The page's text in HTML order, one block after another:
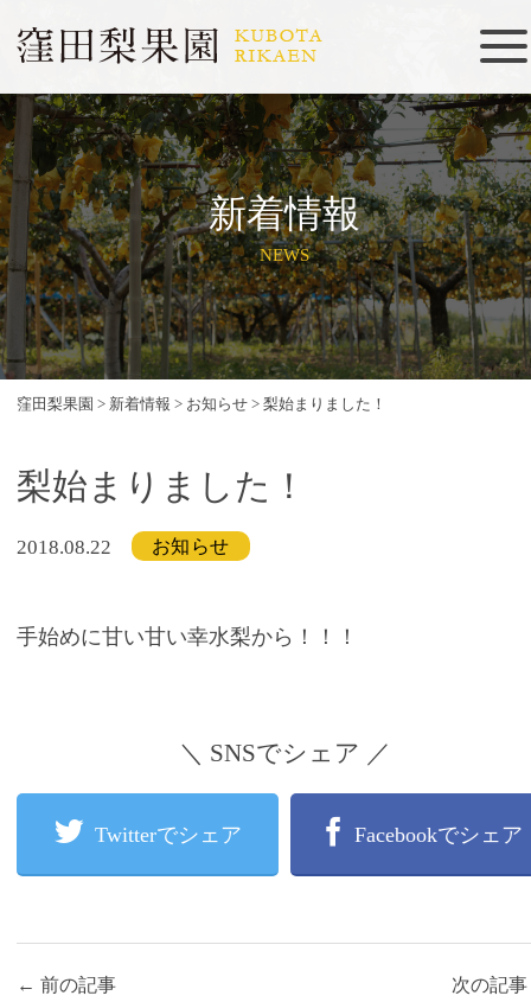
新着情報
NEWS
窪田梨果園 > 新着情報 > お知らせ >梨始まりました！
梨始まりました！
2018.08.22 お知らせ
手始めに甘い甘い幸水梨から！！！
＼ SNSでシェア ／
Twitterでシェア Facebookでシェア
← 前の記事 次の記事